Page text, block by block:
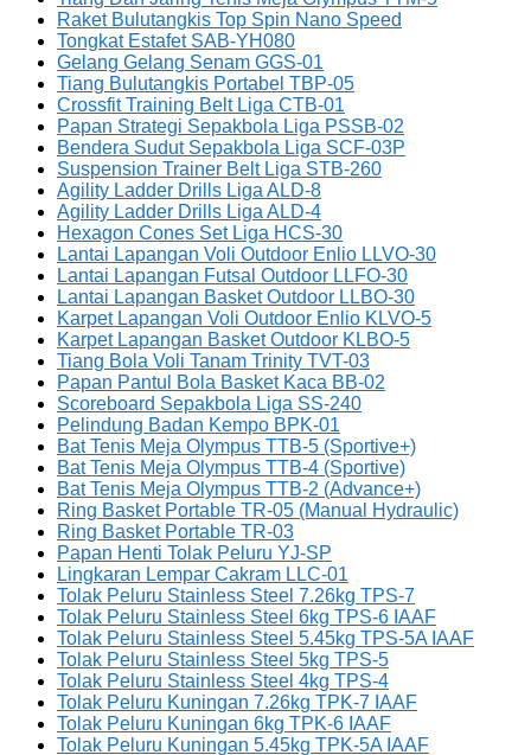
Raket Bulutangkis Top Spin Nano Speed
Tongkat Estafet SAB-YH080
Gelang Gelang Senam GGS-01
Tiang Bulutangkis Portabel TBP-05
Crossfit Training Belt Liga CTB-01
Papan Strategi Sepakbola Liga PSSB-02
Bendera Sudut Sepakbola Liga SCF-03P
Suspension Trainer Belt Liga STB-260
Agility Ladder Drills Liga ALD-8
Agility Ladder Drills Liga ALD-4
Hexagon Cones Set Liga HCS-30
Lantai Lapangan Voli Outdoor Enlio LLVO-30
Lantai Lapangan Futsal Outdoor LLFO-30
Lantai Lapangan Basket Outdoor LLBO-30
Karpet Lapangan Voli Outdoor Enlio KLVO-5
Karpet Lapangan Basket Outdoor KLBO-5
Tiang Bola Voli Tanam Trinity TVT-03
Papan Pantul Bola Basket Kaca BB-02
Scoreboard Sepakbola Liga SS-240
Pelindung Badan Kempo BPK-01
Bat Tenis Meja Olympus TTB-5 (Sportive+)
Bat Tenis Meja Olympus TTB-4 (Sportive)
Bat Tenis Meja Olympus TTB-2 (Advance+)
Ring Basket Portable TR-05 (Manual Hydraulic)
Ring Basket Portable TR-03
Papan Henti Tolak Peluru YJ-SP
Lingkaran Lempar Cakram LLC-01
Tolak Peluru Stainless Steel 7.26kg TPS-7
Tolak Peluru Stainless Steel 6kg TPS-6 IAAF
Tolak Peluru Stainless Steel 5.45kg TPS-5A IAAF
Tolak Peluru Stainless Steel 5kg TPS-5
Tolak Peluru Stainless Steel 4kg TPS-4
Tolak Peluru Kuningan 7.26kg TPK-7 IAAF
Tolak Peluru Kuningan 6kg TPK-6 IAAF
Tolak Peluru Kuningan 5.45kg TPK-5A IAAF